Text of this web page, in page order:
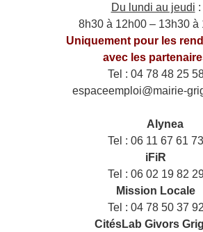
Du lundi au jeudi :
8h30 à 12h00 – 13h30 à
Uniquement pour les
avec les
Tel : 04 78 48 25
espaceemploi@mairie-
Alynea
Tel : 06 11 67 61 73
iFiR
Tel : 06 02 19 82
Mission Locale
Tel : 04 78 50 37 92
CitésLab Givors